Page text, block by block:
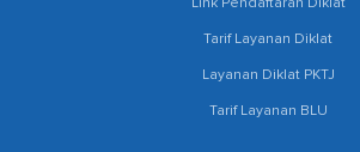
Link Pendaftaran Diklat
Tarif Layanan Diklat
Layanan Diklat PKTJ
Tarif Layanan BLU